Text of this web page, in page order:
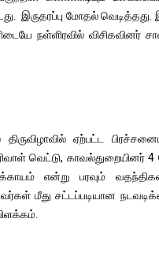
இருதரப்பு மோதல் வெடித்தது.
நள்ளிரவில் விசிகவினர்
ஏற்பட்ட
வெட்டு, காவல்துறையினர் 4
என்று பரவும்
மீது சட்டப்படியான